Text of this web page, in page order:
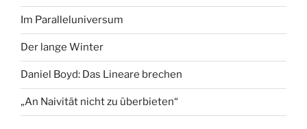
Im Paralleluniversum
Der lange Winter
Daniel Boyd: Das Lineare brechen
„An Naivität nicht zu überbieten“